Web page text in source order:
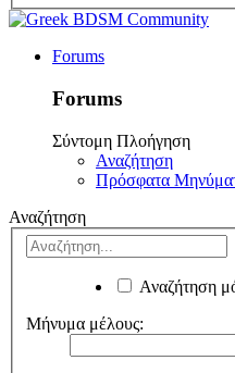
Forums
Forums
Σύντομη Πλοήγηση
Αναζήτηση
Πρόσφατα
Αναζήτηση
Αναζήτηση
Μήνυμα μέλους: